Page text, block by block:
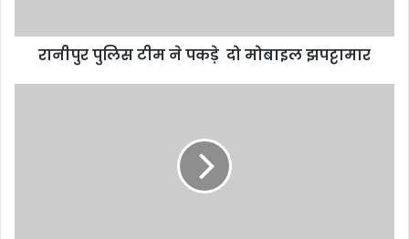
रानीपुर पुलिस टीम ने पकड़े दो मोबाइल झपट्टामार